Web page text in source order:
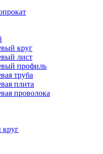
круг
лист
профиль
труба
плита
проволока
круг